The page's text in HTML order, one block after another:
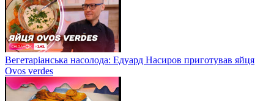
Вегетаріанська насолода: Едуард Насиров приготував яйця
Ovos verdes